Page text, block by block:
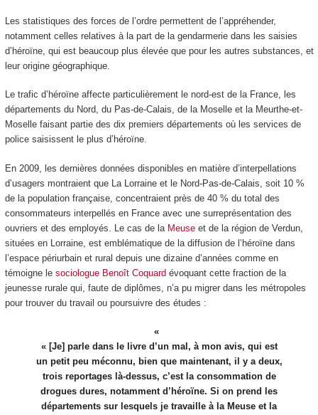
Les statistiques des forces de l’ordre permettent de l’appréhender,
notamment celles relatives à la part de la gendarmerie dans les saisies
d’héroïne, qui est beaucoup plus élevée que pour les autres substances, et
leur origine géographique.
Le trafic d’héroïne affecte particulièrement le nord-est de la France, les
départements du Nord, du Pas-de-Calais, de la Moselle et la Meurthe-et-
Moselle faisant partie des dix premiers départements où les services de
police saisissent le plus d’héroïne.
En 2009, les dernières données disponibles en matière d’interpellations
d’usagers montraient que La Lorraine et le Nord-Pas-de-Calais, soit 10 %
de la population française, concentraient près de 40 % du total des
consommateurs interpellés en France avec une surreprésentation des
ouvriers et des employés. Le cas de la Meuseet de la région de Verdun,
situées en Lorraine, est emblématique de la diffusion de l’héroïne dans
l’espace périurbain et rural depuis une dizaine d’années comme en
témoigne le sociologue Benoît Coquardévoquant cette fraction de la
jeunesse rurale qui, faute de diplômes, n’a pu migrer dans les métropoles
pour trouver du travail ou poursuivre des études :
« [Je] parle dans le livre d’un mal, à mon avis, qui est
un petit peu méconnu, bien que maintenant, il y a deux,
trois reportages là-dessus, c’est la consommation de
drogues dures, notamment d’héroïne. Si on prend les
départements sur lesquels je travaille à la Meuse et la